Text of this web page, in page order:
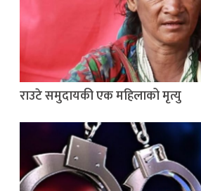
राउटे समुदायकी एक महिलाको मृत्यु